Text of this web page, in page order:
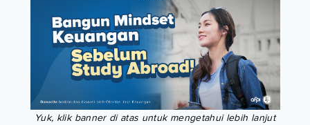
Yuk, klik banner di atas untuk mengetahui lebih lanjut